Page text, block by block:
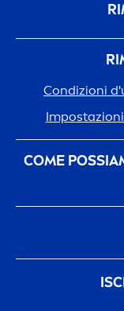
Condizioni
COME
L'impegno Di
Come eliminare